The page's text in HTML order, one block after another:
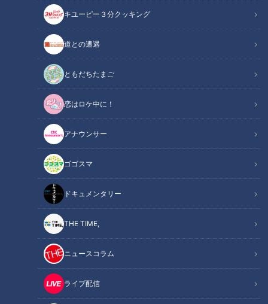
キユーピー３分クッキング
道との遭遇
ともだちたまご
恋はロケ中に！
アナウンサー
ゴゴスマ
ドキュメンタリー
THE TIME,
ニュースコラム
ライブ配信
CBCテレビ『チャント！』いただきます！ほぼ地元だけ 愛されフード
チャント！
いただきます！ほぼ地元だけ愛されフード
その町以外ではあまり知られていないけど…地元の人はみんな
知っている！ その町で生まれ、根づく愛されフード。ＣＢＣ
の加藤愛アナウンサーが全力で調査します。今回は、豊川稲荷
が有名な『愛知県豊川市』。お馴染みの食べ物といえば“稲荷
ずし”ですが、調査したのは『たけの子パン』です。
関連リンク
【動画はコチラ】ほぼ愛知・豊川市だけ愛され
フード『たけの子パン』をいただきます！【チ
レトロ感もあり！ 地元パンメーカーが作る手作りパン